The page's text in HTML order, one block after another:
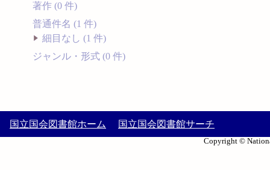
著作 (0 件)
普通件名 (1 件)
細目なし (1 件)
ジャンル・形式 (0 件)
国立国会図書館ホーム 国立国会図書館サーチ
Copyright ©